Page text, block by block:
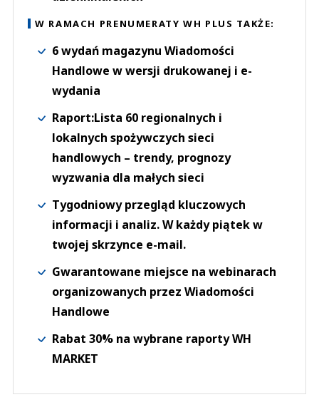
W RAMACH PRENUMERATY WH PLUS TAKŻE:
6 wydań magazynu Wiadomości
Handlowe w wersji drukowanej i e-
wydania
Raport:Lista 60 regionalnych i
lokalnych spożywczych sieci
handlowych – trendy, prognozy
wyzwania dla małych sieci
Tygodniowy przegląd kluczowych
informacji i analiz. W każdy piątek w
twojej skrzynce e-mail.
Gwarantowane miejsce na webinarach
organizowanych przez Wiadomości
Handlowe
Rabat 30% na wybrane raporty WH
MARKET